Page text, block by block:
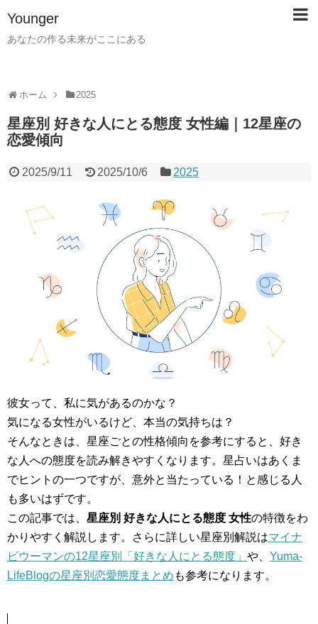
Younger
あなたの作る未来がここにある
ホーム 2025
星座別 好きな人にとる態度 女性編｜12星座の
恋愛傾向
2025/9/11 2025/10/6 2025
彼女って、私に気があるのかな？
気になる女性がいるけど、本当の気持ちは？
そんなときは、星座ごとの性格傾向を参考にすると、好き
な人への態度を読み解きやすくなります。星占いはあくま
でヒントの一つですが、意外と当たっている！と感じる人
も多いはずです。
この記事では、 星座別 好きな人にとる態度 女性の特徴をわ
かりやすく解説します。さらに詳しい星座別解説はマイナ
ビウーマンの12星座別「好きな人にとる態度」 や、 Yuma-
LifeBlogの星座別恋愛態度まとめ も参考になります。